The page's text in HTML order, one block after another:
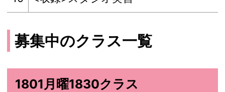
募集中のクラス一覧
1801月曜1830クラス